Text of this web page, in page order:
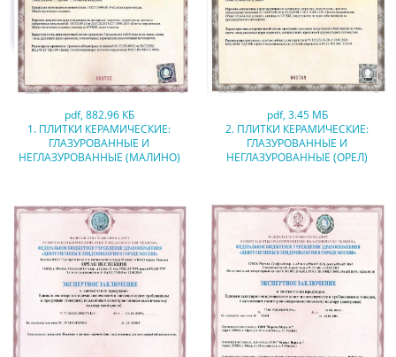
pdf, 882.96 КБ
1. ПЛИТКИ КЕРАМИЧЕСКИЕ:
ГЛАЗУРОВАННЫЕ И
НЕГЛАЗУРОВАННЫЕ (МАЛИНО)
pdf, 3.45 МБ
2. ПЛИТКИ КЕРАМИЧЕСКИЕ:
ГЛАЗУРОВАННЫЕ И
НЕГЛАЗУРОВАННЫЕ (ОРЕЛ)